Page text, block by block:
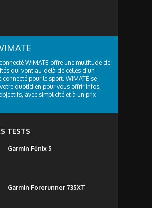
WiMATE offre une multitude de
qui vont au-delà de celles d'un
connecté pour le sport. WiMATE se
quotidien pour vous offrir infos,
avec simplicité et à un prix
TESTS
Garmin Fēnix 5
Garmin Forerunner 735XT